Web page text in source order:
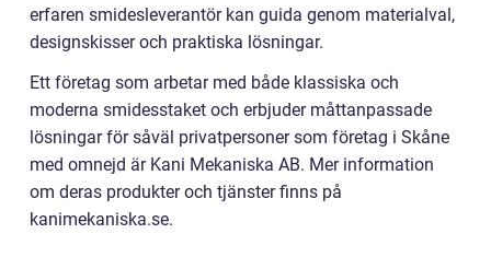
erfaren smidesleverantör kan guida genom materialval,
designskisser och praktiska lösningar.
Ett företag som arbetar med både klassiska och
moderna smidesstaket och erbjuder måttanpassade
lösningar för såväl privatpersoner som företag i Skåne
med omnejd är Kani Mekaniska AB. Mer information
om deras produkter och tjänster finns på
kanimekaniska.se.